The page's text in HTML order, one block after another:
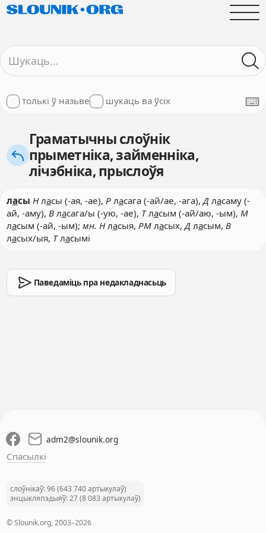
толькі ў назьве шукаць ва ўсіх
Граматычны слоўнік
прыметніка, займенніка,
лічэбніка, прыслоўя
ласы Нласы (-ая, -ае), Рласага (-ай/ае, -ага),Дласаму (-
ай, -аму), Власага/ы (-ую, -ае), Тласым (-ай/аю, -ым), М
ласым (-ай, -ым); мн. Нласыя, РМласых,Дласым, В
ласых/ыя, Тласымі
Паведаміць пра недакладнасьць
adm2@slounik.org
Спасылкі
слоўнікаў: 96 (643 740 артыкулаў)
энцыкляпэдыяў: 27 (8 083 артыкулаў)
© Slounik.org, 2003–2026